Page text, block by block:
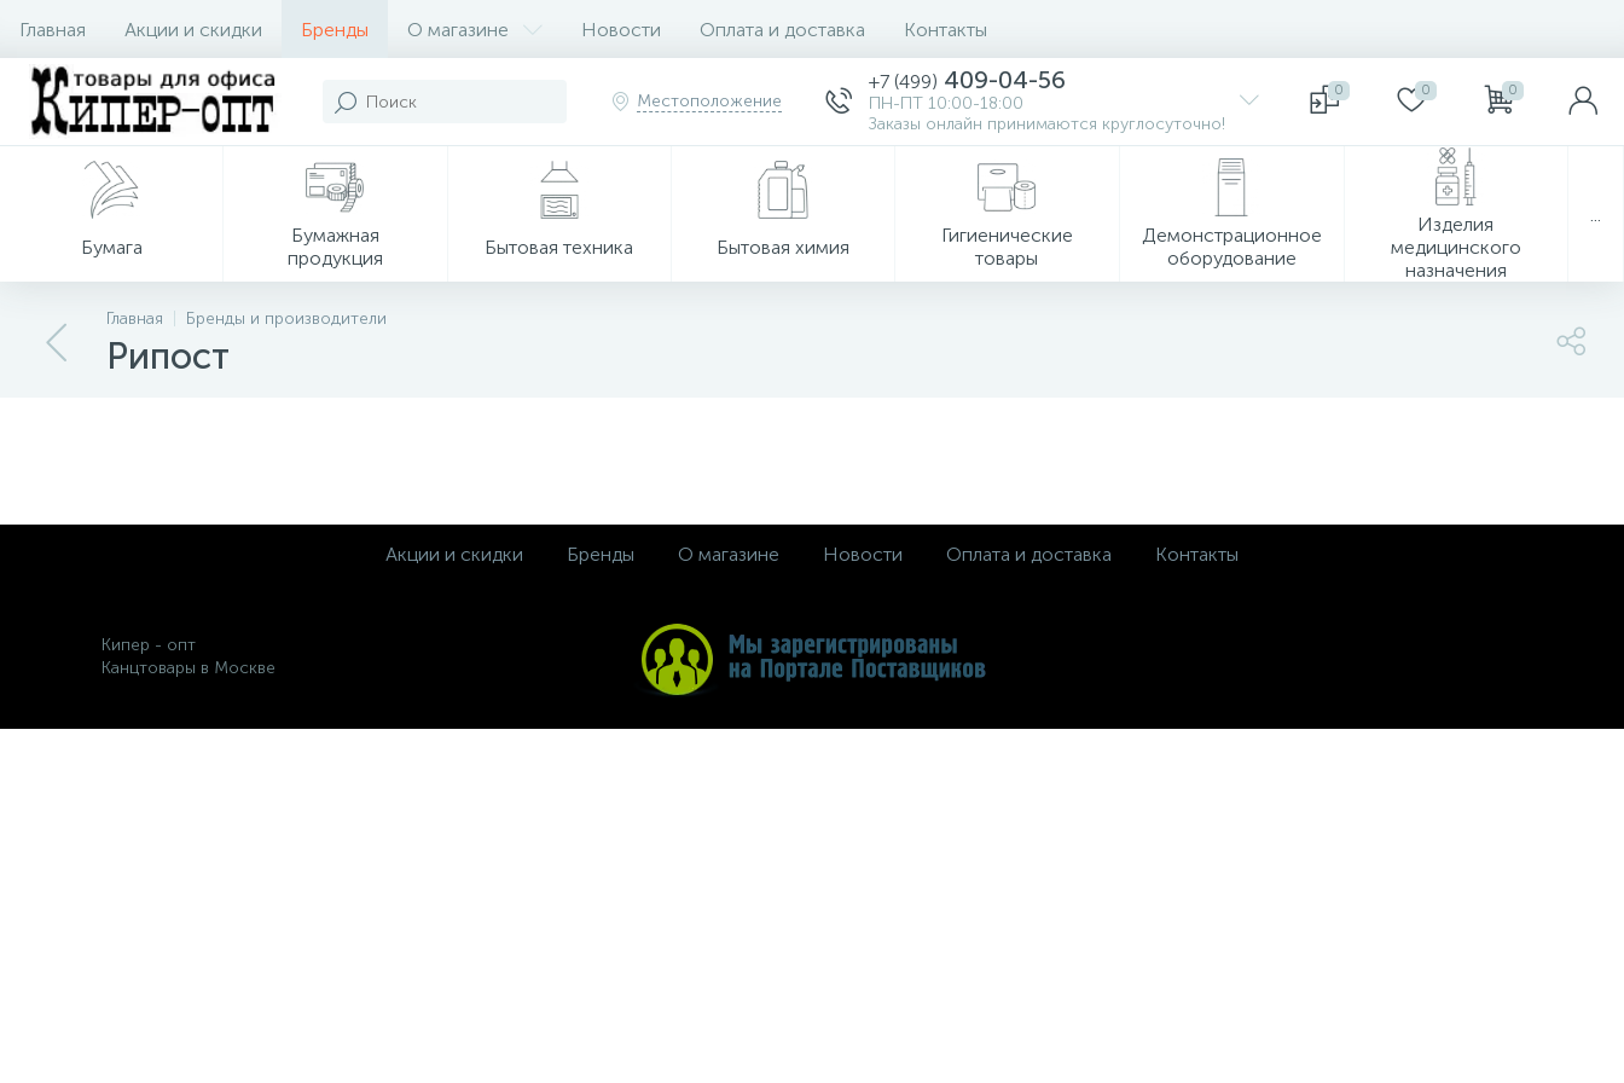
Главная Акции и скидки Бренды О магазине Новости Оплата и доставка Контакты
Местоположение
+7 (499) 409-04-56
ПН-ПТ 10:00-18:00
Заказы онлайн принимаются круглосуточно!
0 0 0
Бумага
Бумажная
продукция
Бытовая техника Бытовая химия
Гигиенические
товары
Демонстрационное
оборудование
Изделия
медицинского
назначения
Главная Бренды и производители
Рипост
Акции и скидки Бренды О магазине Новости Оплата и доставка Контакты
Кипер - опт
Канцтовары в Москве